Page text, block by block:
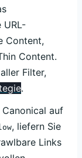
URL-
Content,
Content.
Filter,
.
auf
, liefern Sie
Links